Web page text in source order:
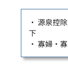
・ 源泉控
下
・ 寡婦・